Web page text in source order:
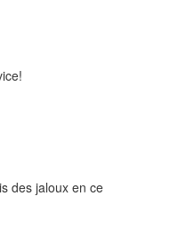
des jaloux en ce